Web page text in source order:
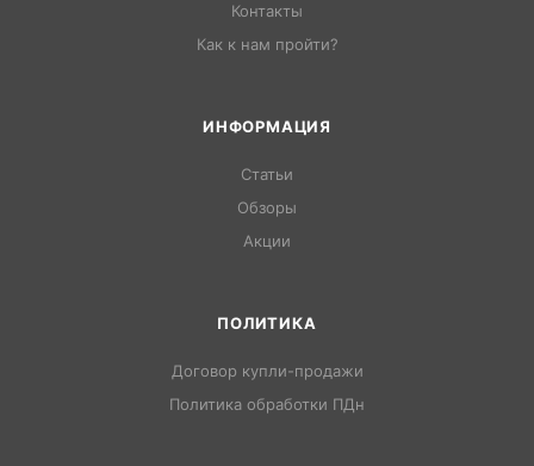
Контакты
Как к нам пройти?
ИНФОРМАЦИЯ
Статьи
Обзоры
Акции
ПОЛИТИКА
Договор купли-продажи
Политика обработки ПДн